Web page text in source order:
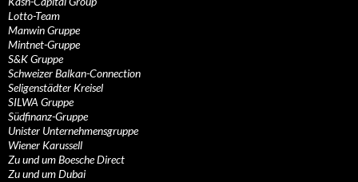
Lotto-Team
Manwin Gruppe
Mintnet-Gruppe
S&K Gruppe
Schweizer Balkan-Connection
Seligenstädter Kreisel
SILWA Gruppe
Südfinanz-Gruppe
Unister Unternehmensgruppe
Wiener Karussell
Zu und um Boesche Direct
Zu und um Dubai